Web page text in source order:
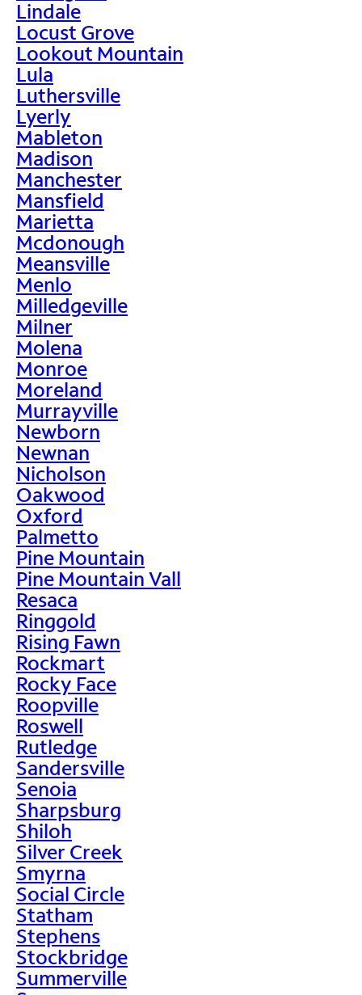
Lindale
Locust Grove
Lookout Mountain
Lula
Luthersville
Lyerly
Mableton
Madison
Manchester
Mansfield
Marietta
Mcdonough
Meansville
Menlo
Milledgeville
Milner
Molena
Monroe
Moreland
Murrayville
Newborn
Newnan
Nicholson
Oakwood
Oxford
Palmetto
Pine Mountain
Pine Mountain Vall
Resaca
Ringgold
Rising Fawn
Rockmart
Rocky Face
Roopville
Roswell
Rutledge
Sandersville
Senoia
Sharpsburg
Shiloh
Silver Creek
Smyrna
Social Circle
Statham
Stephens
Stockbridge
Summerville